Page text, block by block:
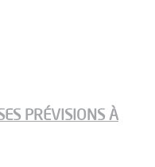
PRÉVISIONS À